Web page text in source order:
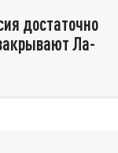
достаточно
Ла-